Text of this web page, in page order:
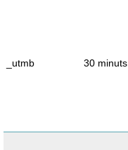
_utmb 30 minuts